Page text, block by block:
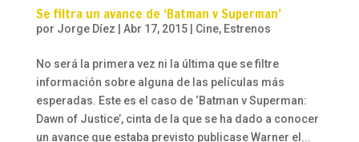
Se filtra un avance de ‘Batman v Superman’
por Jorge Díez Abr 17, 2015| Cine, Estrenos
No será la primera vez ni la última que se filtre
información sobre alguna de las películas más
esperadas. Este es el caso de ‘Batman v Superman:
Dawn of Justice’, cinta de la que se ha dado a conocer
un avance que estaba previsto publicase Warner el...